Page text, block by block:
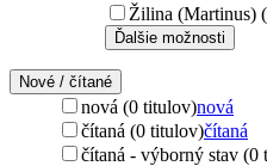
Žilina (Martinus)
Ďalšie možnosti
Nové / čítané
nová (0 titulov)nová
čítaná (0 titulov)čítaná
čítaná - výborný stav (0